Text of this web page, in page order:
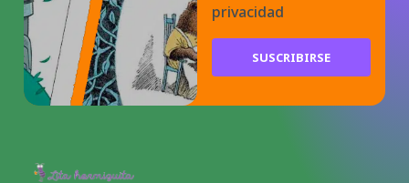
privacidad
SUSCRIBIRSE